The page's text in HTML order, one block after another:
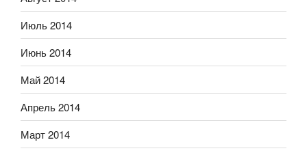
Июль 2014
Июнь 2014
Май 2014
Апрель 2014
Март 2014